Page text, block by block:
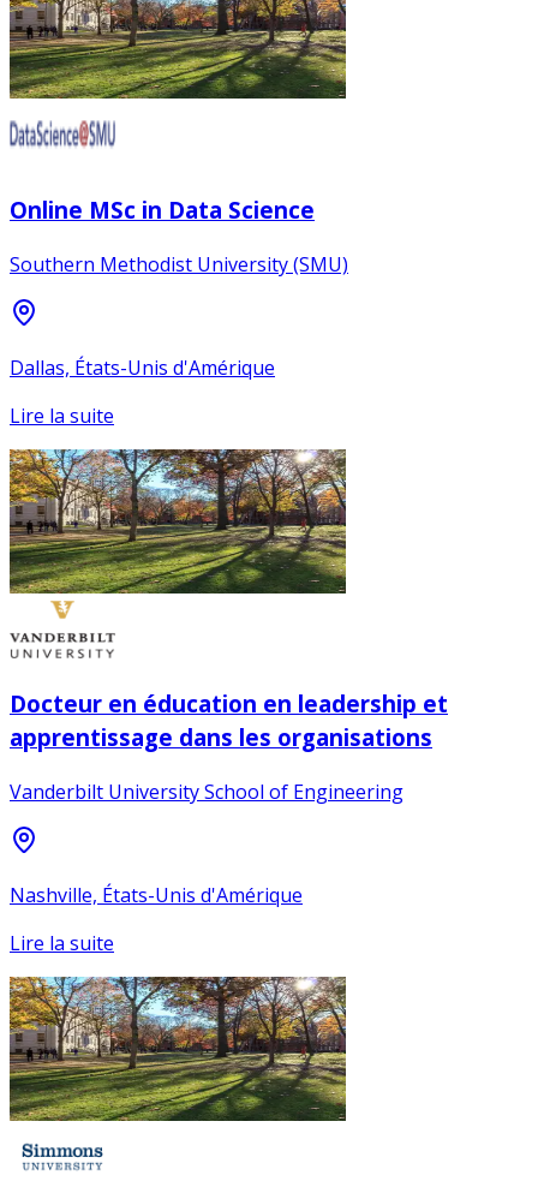
Online MSc in Data Science
Southern Methodist University (SMU)
Dallas, États-Unis d'Amérique
Lire la suite
Docteur en éducation en leadership et
apprentissage dans les organisations
Vanderbilt University School of Engineering
Nashville, États-Unis d'Amérique
Lire la suite